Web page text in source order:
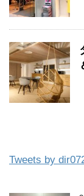
Tweets by